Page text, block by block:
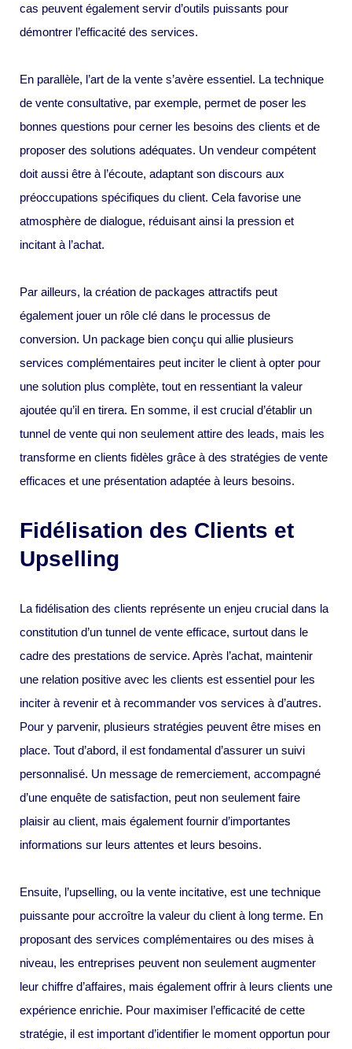
cas peuvent également servir d’outils puissants pour
démontrer l’efficacité des services.
En parallèle, l’art de la vente s’avère essentiel. La technique
de vente consultative, par exemple, permet de poser les
bonnes questions pour cerner les besoins des clients et de
proposer des solutions adéquates. Un vendeur compétent
doit aussi être à l’écoute, adaptant son discours aux
préoccupations spécifiques du client. Cela favorise une
atmosphère de dialogue, réduisant ainsi la pression et
incitant à l’achat.
Par ailleurs, la création de packages attractifs peut
également jouer un rôle clé dans le processus de
conversion. Un package bien conçu qui allie plusieurs
services complémentaires peut inciter le client à opter pour
une solution plus complète, tout en ressentiant la valeur
ajoutée qu’il en tirera. En somme, il est crucial d’établir un
tunnel de vente qui non seulement attire des leads, mais les
transforme en clients fidèles grâce à des stratégies de vente
efficaces et une présentation adaptée à leurs besoins.
Fidélisation des Clients et
Upselling
La fidélisation des clients représente un enjeu crucial dans la
constitution d’un tunnel de vente efficace, surtout dans le
cadre des prestations de service. Après l’achat, maintenir
une relation positive avec les clients est essentiel pour les
inciter à revenir et à recommander vos services à d’autres.
Pour y parvenir, plusieurs stratégies peuvent être mises en
place. Tout d’abord, il est fondamental d’assurer un suivi
personnalisé. Un message de remerciement, accompagné
d’une enquête de satisfaction, peut non seulement faire
plaisir au client, mais également fournir d’importantes
informations sur leurs attentes et leurs besoins.
Ensuite, l’upselling, ou la vente incitative, est une technique
puissante pour accroître la valeur du client à long terme. En
proposant des services complémentaires ou des mises à
niveau, les entreprises peuvent non seulement augmenter
leur chiffre d’affaires, mais également offrir à leurs clients une
expérience enrichie. Pour maximiser l’efficacité de cette
stratégie, il est important d’identifier le moment opportun pour